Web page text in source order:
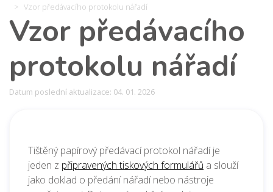
Vzor předávacího protokolu nářadí
Vzor předávacího
protokolu nářadí
Datum poslední aktualizace: 04. 01. 2026
Tištěný papírový předávací protokol nářadí je
jeden z připravených tiskových formulářů a slouží
jako doklad o předání nářadí nebo nástroje